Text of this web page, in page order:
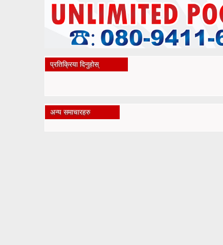
प्रतिक्रिया दिनुहोस्
अन्य समाचारहरु